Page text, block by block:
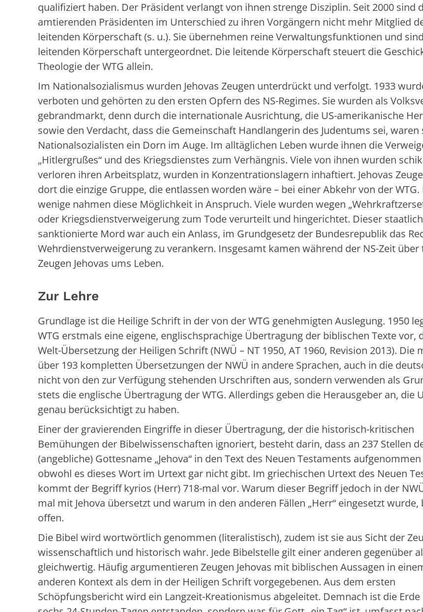
qualifiziert haben. Der Präsident verlangt von ihnen strenge Disziplin. Seit 2000 sind
amtierenden Präsidenten im Unterschied zu ihren Vorgängern nicht mehr Mitglied
leitenden Körperschaft (s. u.). Sie übernehmen reine Verwaltungsfunktionen und
leitenden Körperschaft untergeordnet. Die leitende Körperschaft steuert die
Theologie der WTG allein.
Im Nationalsozialismus wurden Jehovas Zeugen unterdrückt und verfolgt. 1933
verboten und gehörten zu den ersten Opfern des NS-Regimes. Sie wurden als
gebrandmarkt, denn durch die internationale Ausrichtung, die US-amerikanische
sowie den Verdacht, dass die Gemeinschaft Handlangerin des Judentums sei, waren
Nationalsozialisten ein Dorn im Auge. Im alltäglichen Leben wurde ihnen die
„Hitlergrußes“ und des Kriegsdienstes zum Verhängnis. Viele von ihnen wurden
verloren ihren Arbeitsplatz, wurden in Konzentrationslagern inhaftiert. Jehovas
dort die einzige Gruppe, die entlassen worden wäre – bei einer Abkehr von der
wenige nahmen diese Möglichkeit in Anspruch. Viele wurden wegen
oder Kriegsdienstverweigerung zum Tode verurteilt und hingerichtet. Dieser staatlich
sanktionierte Mord war auch ein Anlass, im Grundgesetz der Bundesrepublik das
Wehrdienstverweigerung zu verankern. Insgesamt kamen während der NS-Zeit über
Zeugen Jehovas ums Leben.
Zur Lehre
Grundlage ist die Heilige Schrift in der von der WTG genehmigten Auslegung. 1950
WTG erstmals eine eigene, englischsprachige Übertragung der biblischen Texte vor,
Welt-Übersetzung der Heiligen Schrift (NWÜ – NT 1950, AT 1960, Revision 2013). Die
über 193 kompletten Übersetzungen der NWÜ in andere Sprachen, auch in die
nicht von den zur Verfügung stehenden Urschriften aus, sondern verwenden als
stets die englische Übertragung der WTG. Allerdings geben die Herausgeber an, die
genau berücksichtigt zu haben.
Einer der gravierenden Eingriffe in dieser Übertragung, der die historisch-kritischen
Bemühungen der Bibelwissenschaften ignoriert, besteht darin, dass an 237 Stellen
(angebliche) Gottesname „Jehova“ in den Text des Neuen Testaments
obwohl es dieses Wort im Urtext gar nicht gibt. Im griechischen Urtext des Neuen
kommt der Begriff kyrios (Herr) 718-mal vor. Warum dieser Begriff jedoch in der
mal mit Jehova übersetzt und warum in den anderen Fällen „Herr“ eingesetzt wurde,
offen.
Die Bibel wird wortwörtlich genommen (literalistisch), zudem ist sie aus Sicht der
wissenschaftlich und historisch wahr. Jede Bibelstelle gilt einer anderen gegenüber
gleichwertig. Häufig argumentieren Zeugen Jehovas mit biblischen Aussagen in
anderen Kontext als dem in der Heiligen Schrift vorgegebenen. Aus dem ersten
Schöpfungsbericht wird ein Langzeit-Kreationismus abgeleitet. Demnach ist die